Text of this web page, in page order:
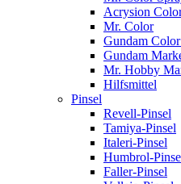
Acrysion
Mr. Color
Gundam
Gundam
Mr. Hobby
Hilfsmittel
Pinsel
Revell-Pinsel
Tamiya-Pinsel
Italeri-Pinsel
Humbrol-
Faller-Pinsel